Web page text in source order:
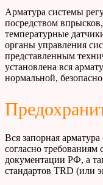
Арматура системы
посредством
температурные
органы управления
представленным
установлена вся
нормальной,
Вся запорная арматура
согласно
документации РФ, а
стандартов TRD (или